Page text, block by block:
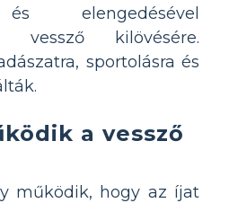
elengedésével
vessző kilövésére.
sportolásra és
a vessző
működik, hogy az íjat